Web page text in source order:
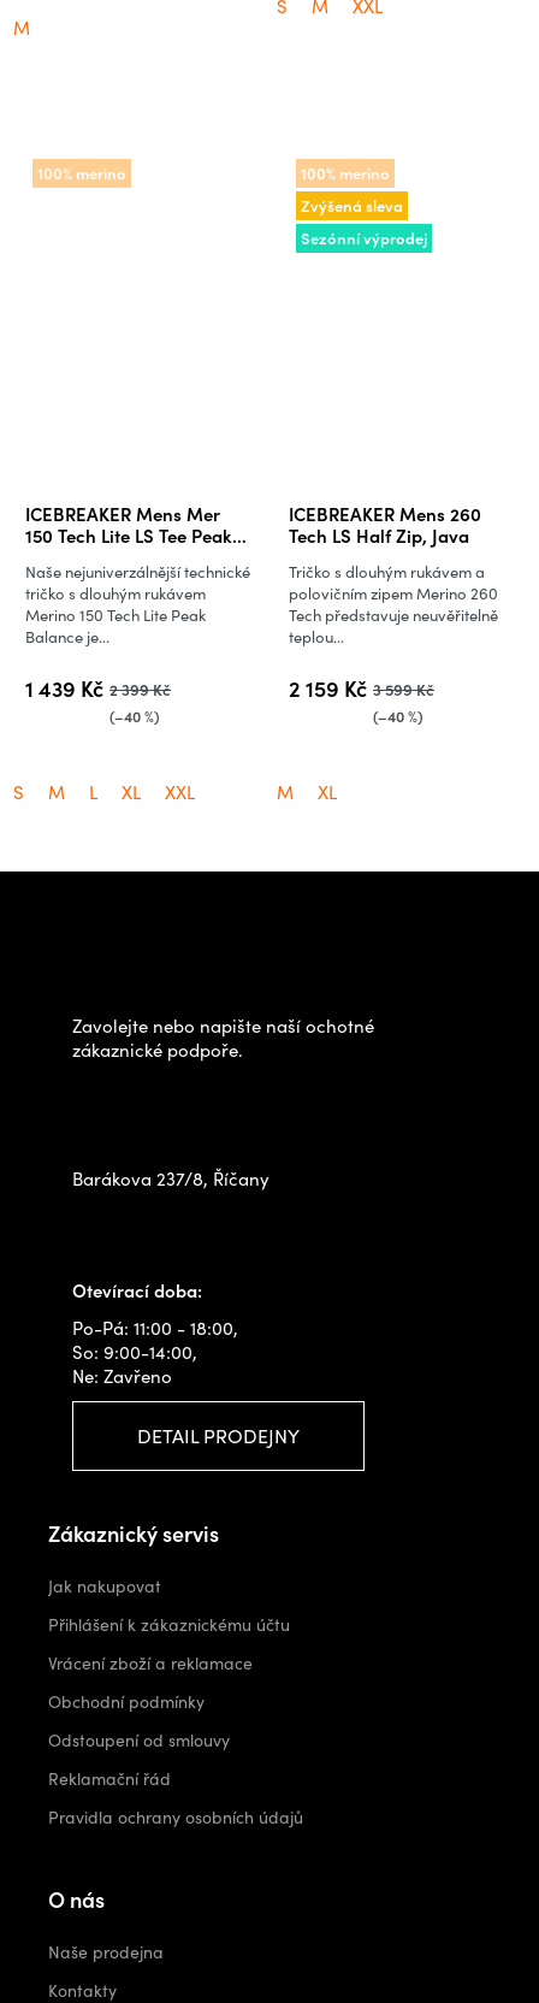
M
S M XXL
100% merino
ICEBREAKER Mens Mer
150 Tech Lite LS Tee Peak
1 439 Kč 2 399 Kč
(–40 %)
Naše nejuniverzálnější technické
tričko s dlouhým rukávem
Merino 150 Tech Lite Peak
Balance je...
S M L XL XXL
100% merino
Zvýšená sleva
Sezónní výprodej
ICEBREAKER Mens 260
Tech LS Half Zip, Java
2 159 Kč 3 599 Kč
(–40 %)
Tričko s dlouhým rukávem a
polovičním zipem Merino 260
Tech představuje neuvěřitelně
teplou...
M XL
Z
Zavolejte nebo napište naší ochotné
zákaznické podpoře.
Barákova 237/8, Říčany
Otevírací doba:
Po-Pá: 11:00 - 18:00,
So: 9:00-14:00,
Ne: Zavřeno
DETAIL PRODEJNY
Zákaznický servis
Jak nakupovat
Přihlášení k zákaznickému účtu
Vrácení zboží a reklamace
Obchodní podmínky
Odstoupení od smlouvy
Reklamační řád
Pravidla ochrany osobních údajů
O nás
Naše prodejna
Kontakty